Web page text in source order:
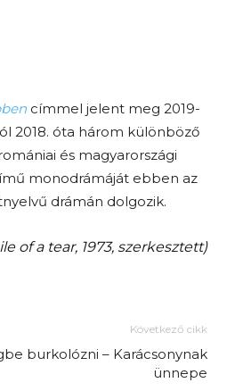
címmel jelent meg 2019-
2018. óta három különböző
és magyarországi
monodrámáját ebben az
drámán dolgozik.
of a tear, 1973, szerkesztett)
Következő cikk
burkolózni – Karácsonynak
ünnepe
költözik a
lélekről –